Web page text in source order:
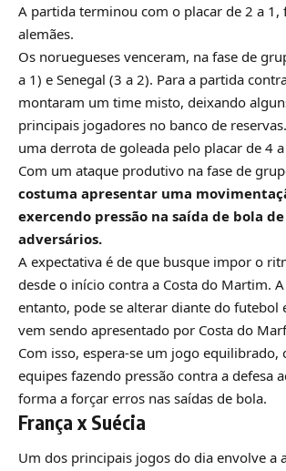
A partida terminou com o placar de 2 a 1,
alemães.
Os noruegueses venceram, na fase de
a 1) e Senegal (3 a 2). Para a partida
montaram um time misto, deixando
principais jogadores no banco de
uma derrota de goleada pelo placar de 4
Com um ataque produtivo na fase de
costuma apresentar uma
exercendo pressão na saída de bola de
adversários.
A expectativa é de que busque impor o
desde o início contra a Costa do Martim.
entanto, pode se alterar diante do futebol
vem sendo apresentado por Costa do
Com isso, espera-se um jogo equilibrado,
equipes fazendo pressão contra a defesa
forma a forçar erros nas saídas de bola.
França x Suécia
Um dos principais jogos do dia envolve a